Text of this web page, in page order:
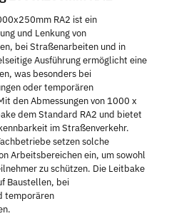
RA2 ist ein
und Lenkung von
bei Straßenarbeiten und in
Ausführung ermöglicht eine
was besonders bei
oder temporären
den Abmessungen von 1000 x
dem Standard RA2 und bietet
im Straßenverkehr.
setzen solche
Arbeitsbereichen ein, um sowohl
zu schützen. Die Leitbake
Baustellen, bei
temporären